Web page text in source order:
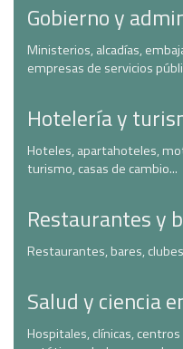
Gobierno y
Ministerios, alcadías,
empresas de servicios
Hotelería y
Hoteles, apartahoteles,
turismo, casas de cambio...
Restaurantes y
Restaurantes, bares,
Salud y ciencia
Hospitales, clínicas,